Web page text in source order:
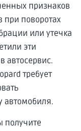
признаков
поворотах
или утечка
эти
автосервис.
требует
автомобиля.
получите